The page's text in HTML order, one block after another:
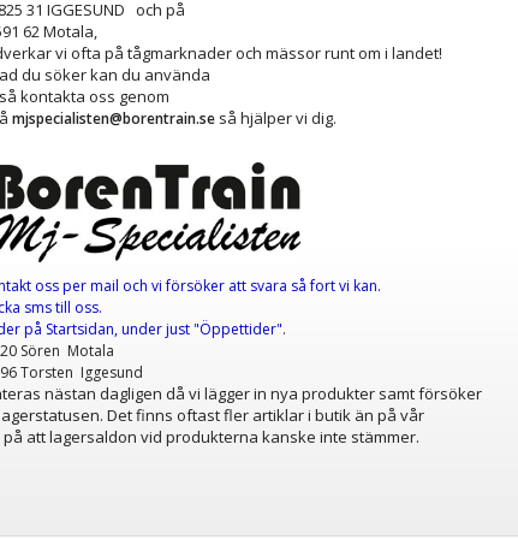
31 IGGESUND och på
62 Motala,
vi ofta på tågmarknader och mässor runt om i landet!
du söker kan du använda
kontakta oss genom
mjspecialisten@borentrain.se så hjälper vi dig.
oss per mail och vi försöker att svara så fort vi kan.
sms till oss.
på Startsidan, under just "Öppettider".
Sören Motala
Torsten Iggesund
nästan dagligen då vi lägger in nya produkter samt försöker
Det finns oftast fler artiklar i butik än på vår
på att lagersaldon vid produkterna kanske inte stämmer.